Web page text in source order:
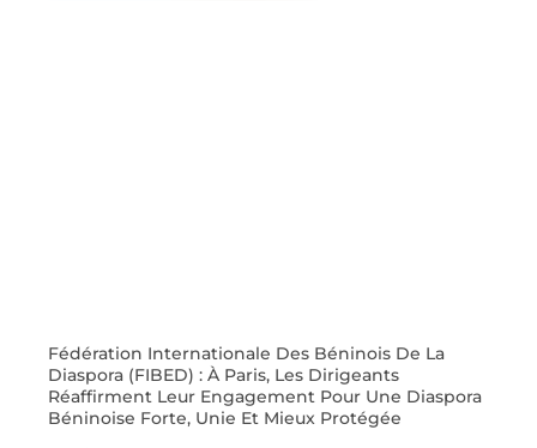
Fédération Internationale Des Béninois De La
Diaspora (FIBED) : À Paris, Les Dirigeants
Réaffirment Leur Engagement Pour Une Diaspora
Béninoise Forte, Unie Et Mieux Protégée